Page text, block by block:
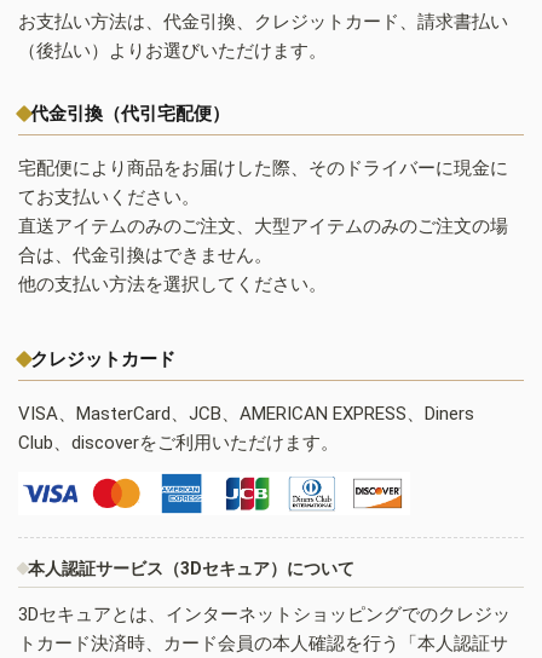
お支払い方法は、代金引換、クレジットカード、請求書払い
（後払い）よりお選びいただけます。
代金引換（代引宅配便）
宅配便により商品をお届けした際、そのドライバーに現金に
てお支払いください。
直送アイテムのみのご注文、大型アイテムのみのご注文の場
合は、代金引換はできません。
他の支払い方法を選択してください。
クレジットカード
VISA、MasterCard、JCB、AMERICAN EXPRESS、Diners
Club、discoverをご利用いただけます。
本人認証サービス（3Dセキュア）について
3Dセキュアとは、インターネットショッピングでのクレジッ
トカード決済時、カード会員の本人確認を行う「本人認証サ